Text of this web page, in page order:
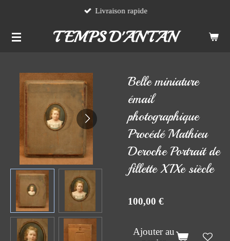
contenu
TEMPS D'ANTAN
Livraison rapide
Belle miniature
émail
photographique
Procédé Mathieu
Deroche Portrait de
fillette XIXe siècle
100,00 €
Ajouter au